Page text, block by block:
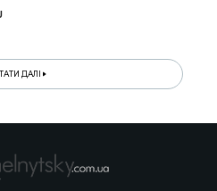
ДАЛІ